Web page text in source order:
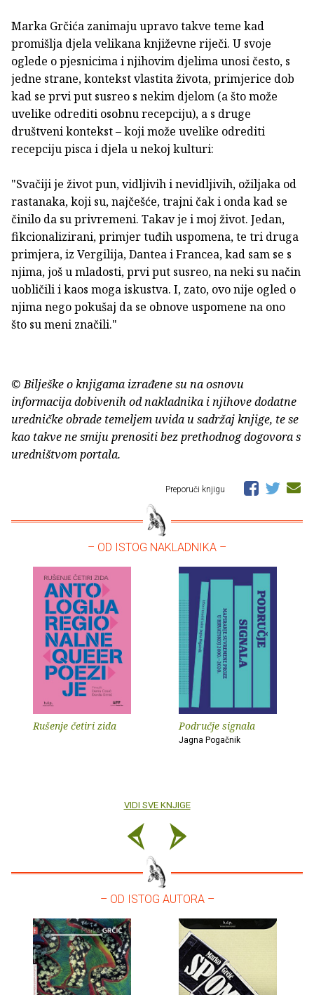
Marka Grčića zanimaju upravo takve teme kad
promišlja djela velikana književne riječi. U svoje
oglede o pjesnicima i njihovim djelima unosi često, s
jedne strane, kontekst vlastita života, primjerice dob
kad se prvi put susreo s nekim djelom (a što može
uvelike odrediti osobnu recepciju), a s druge
društveni kontekst – koji može uvelike odrediti
recepciju pisca i djela u nekoj kulturi:
"Svačiji je život pun, vidljivih i nevidljivih, ožiljaka od
rastanaka, koji su, najčešće, trajni čak i onda kad se
činilo da su privremeni. Takav je i moj život. Jedan,
fikcionalizirani, primjer tuđih uspomena, te tri druga
primjera, iz Vergilija, Dantea i Francea, kad sam se s
njima, još u mladosti, prvi put susreo, na neki su način
uobličili i kaos moga iskustva. I, zato, ovo nije ogled o
njima nego pokušaj da se obnove uspomene na ono
što su meni značili."
© Bilješke o knjigama izrađene su na osnovu
informacija dobivenih od nakladnika i njihove dodatne
uredničke obrade temeljem uvida u sadržaj knjige, te se
kao takve ne smiju prenositi bez prethodnog dogovora s
uredništvom portala.
Preporuči knjigu
– OD ISTOG NAKLADNIKA –
Rušenje četiri zida Područje signala
Jagna Pogačnik
VIDI SVE KNJIGE
– OD ISTOG AUTORA –